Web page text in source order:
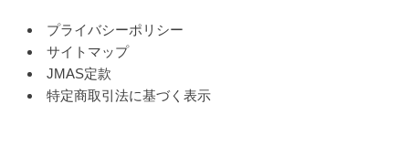
プライバシーポリシー
サイトマップ
JMAS定款
特定商取引法に基づく表示